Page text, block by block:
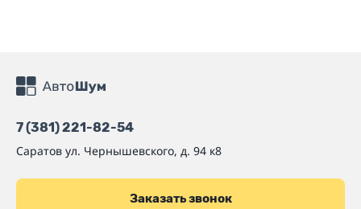
7 (381) 221-82-54
Саратов ул. Чернышевского, д. 94 к8
Заказать звонок